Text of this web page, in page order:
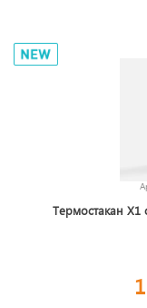
Термостакан